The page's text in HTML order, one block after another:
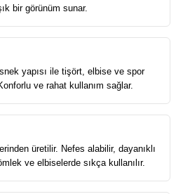
bir görünüm sunar.
yapısı ile tişört, elbise ve spor
ve rahat kullanım sağlar.
üretilir. Nefes alabilir, dayanıklı
ve elbiselerde sıkça kullanılır.